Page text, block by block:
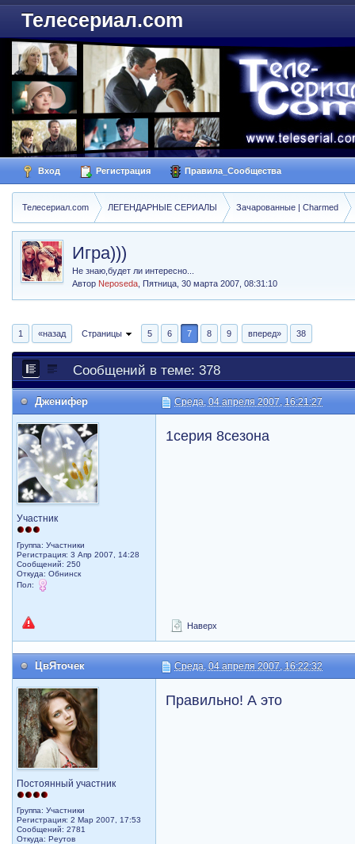
Телесериал.com
Вход Регистрация Правила_Сообщества
Телесериал.com ЛЕГЕНДАРНЫЕ СЕРИАЛЫ Зачарованные | Charmed
Игра)))
Не знаю,будет ли интересно...
Автор Neposeda ,Пятница, 30 марта 2007, 08:31:10
1 «назад Страницы 5 6 7 8 9 вперед» 38
Сообщений в теме: 378
Дженифер Среда, 04 апреля 2007, 16:21:27
Участник
Группа: Участники
Регистрация: 3 Апр 2007, 14:28
Сообщений: 250
Откуда: Обнинск
Пол:
1cерия 8сезона
Наверх
ЦвЯточек Среда, 04 апреля 2007, 16:22:32
Постоянный участник
Группа: Участники
Регистрация: 2 Мар 2007, 17:53
Сообщений: 2781
Откуда: Реутов
Правильно! А это